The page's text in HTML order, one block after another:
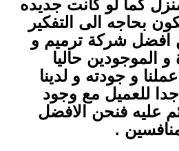
كما لو كانت جديده
بحاجه الى التفكير
افضل شركة ترميم و
الموجودين حاليا
و جودته و لدينا
جدا للعميل مع وجود
عليه فنحن الافضل
.